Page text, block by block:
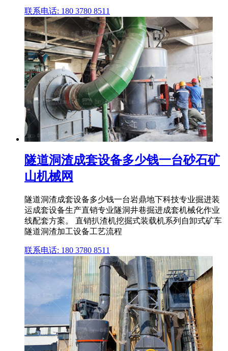
联系电话: 180 3780 8511
隧道洞渣成套设备多少钱一台砂石矿
山机械网
隧道洞渣成套设备多少钱一台岩鼎地下科技专业掘进装
运成套设备生产直销专业隧洞井巷掘进成套机械化作业
线配套方案。 直销扒渣机挖掘式装载机系列自卸式矿车
隧道洞渣加工设备工艺流程
联系电话: 180 3780 8511